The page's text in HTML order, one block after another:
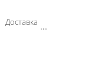
Доставка ...